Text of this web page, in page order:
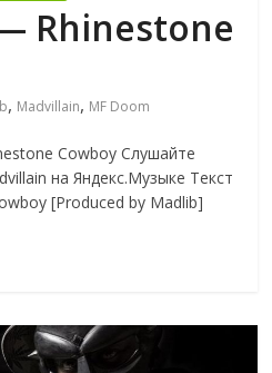
Rhinestone
, Madvillain, MF Doom
Cowboy Слушайте
на Яндекс.Музыке Текст
[Produced by Madlib]